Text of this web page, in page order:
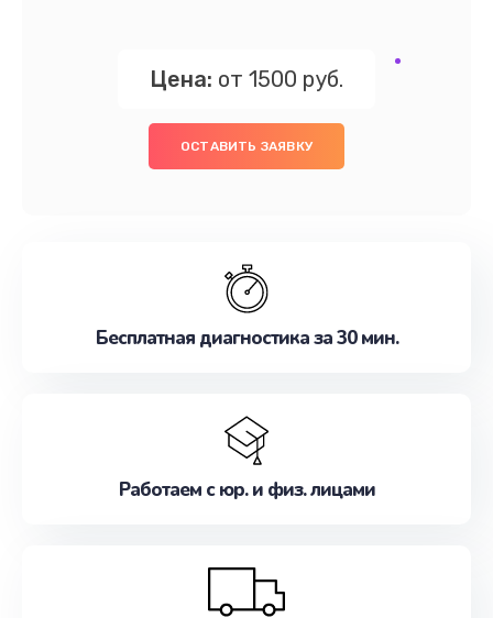
Цена: от 1500 руб.
ОСТАВИТЬ ЗАЯВКУ
Бесплатная диагностика за 30 мин.
Работаем с юр. и физ. лицами